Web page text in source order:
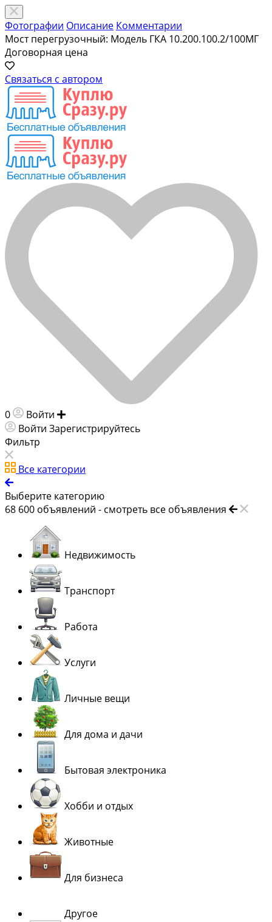
Фотографии Описание Комментарии
Мост перегрузочный: Модель ГКА 10.200.100.2/100МГ
Договорная цена
Связаться с автором
0 Войти
Войти Зарегистрируйтесь
Фильтр
Все категории
Выберите категорию
68 600 объявлений - смотреть все объявления
Недвижимость
Транспорт
Работа
Услуги
Личные вещи
Для дома и дачи
Бытовая электроника
Хобби и отдых
Животные
Для бизнеса
Другое